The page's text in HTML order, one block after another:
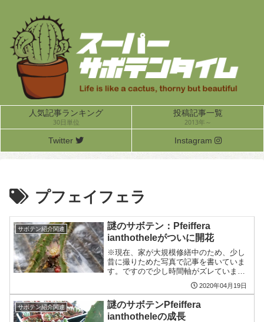
人気記事ランキング
30日単位
投稿記事一覧
2013年～
Twitter Instagram
プフェイフェラ
サボテン紹介関連
謎のサボテン：Pfeiffera
ianthotheleがついに開花
※現在、家が大規模修繕中のため、少し
昔に撮りためた写真で記事を書いていま
す。ですので少し時間軸がズレていま
す。というわけで前回の記事はこちら。
というわけで、謎のサボテンPfeiffera
ianthothele（たぶん読み方は、プフェイ
フェ...
2020年04月19日
サボテン紹介関連
謎のサボテンPfeiffera
ianthotheleの成長